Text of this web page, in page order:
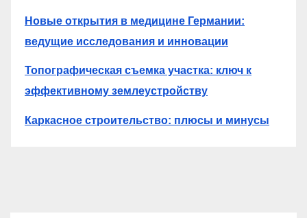
Новые открытия в медицине Германии:
ведущие исследования и инновации
Топографическая съемка участка: ключ к
эффективному землеустройству
Каркасное строительство: плюсы и минусы